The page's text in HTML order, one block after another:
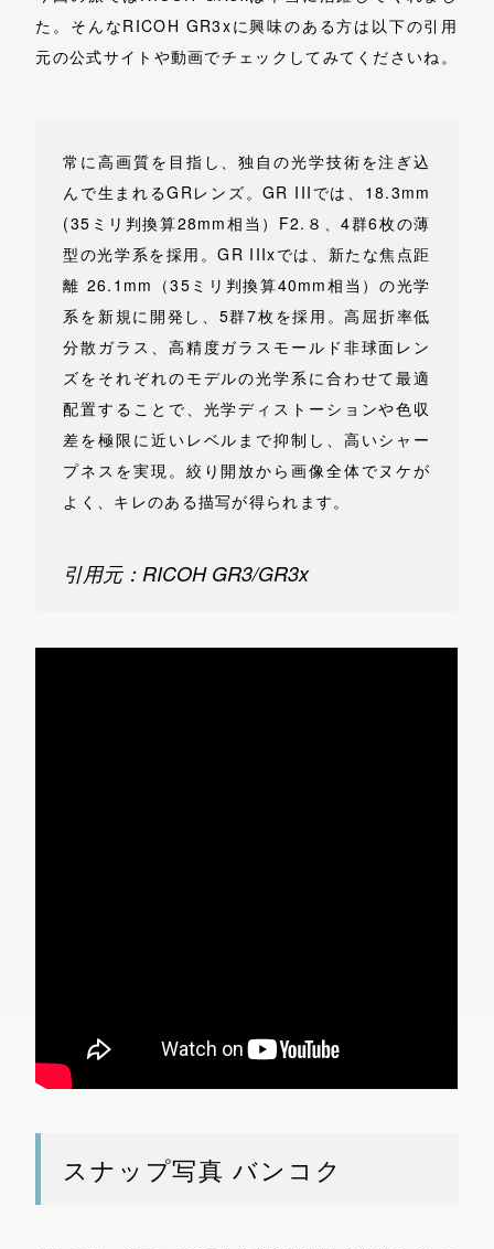
た。そんなRICOH GR3xに興味のある方は以下の引用
元の公式サイトや動画でチェックしてみてくださいね。
常に高画質を目指し、独自の光学技術を注ぎ込
んで生まれるGRレンズ。GR IIIでは、18.3mm
(35ミリ判換算28mm相当）F2.８、4群6枚の薄
型の光学系を採用。GR IIIxでは、新たな焦点距
離 26.1mm（35ミリ判換算40mm相当）の光学
系を新規に開発し、5群7枚を採用。高屈折率低
分散ガラス、高精度ガラスモールド非球面レン
ズをそれぞれのモデルの光学系に合わせて最適
配置することで、光学ディストーションや色収
差を極限に近いレベルまで抑制し、高いシャー
プネスを実現。絞り開放から画像全体でヌケが
よく、キレのある描写が得られます。
引用元：RICOH GR3/GR3x
スナップ写真 バンコク